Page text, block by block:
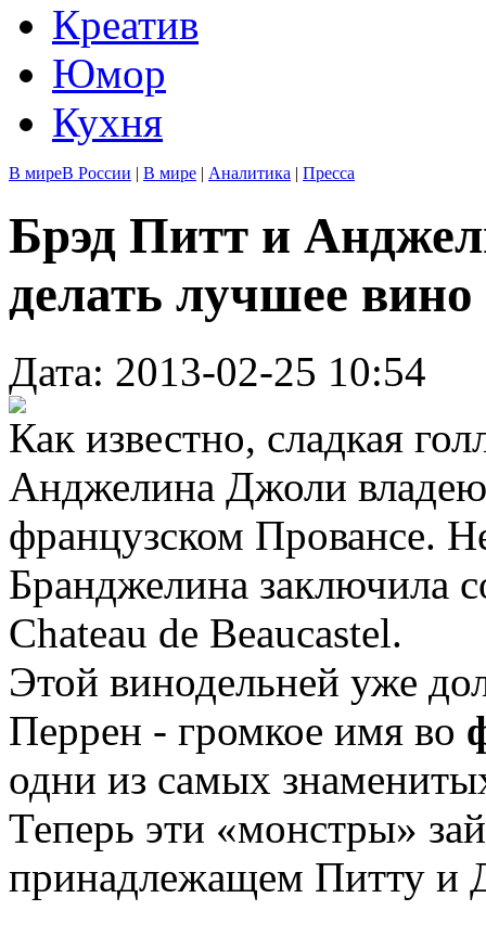
Креатив
Юмор
Кухня
В миреВ России | В мире | Аналитика | Пресса
Брэд Питт и
делать лучшее
Дата: 2013-02-25 10:54
Как известно, сладкая
Анджелина Джоли
французском Провансе.
Бранджелина заключила
Chateau de Beaucastel.
Этой винодельней уже
Перрен - громкое имя во
одни из самых
Теперь эти «монстры»
принадлежащем Питту и